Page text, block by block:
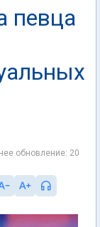
певца
обновление: 20